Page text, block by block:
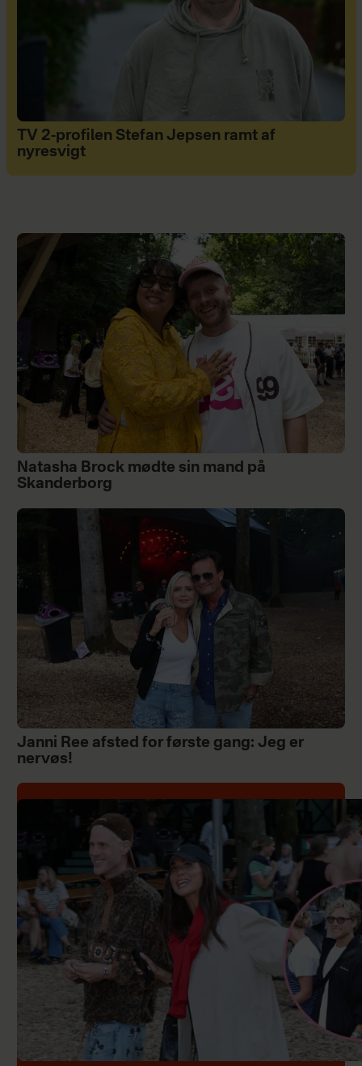
TV 2-profilen Stefan Jepsen ramt af
nyresvigt
Natasha Brock mødte sin mand på
Skanderborg
Janni Ree afsted for første gang: Jeg er
nervøs!